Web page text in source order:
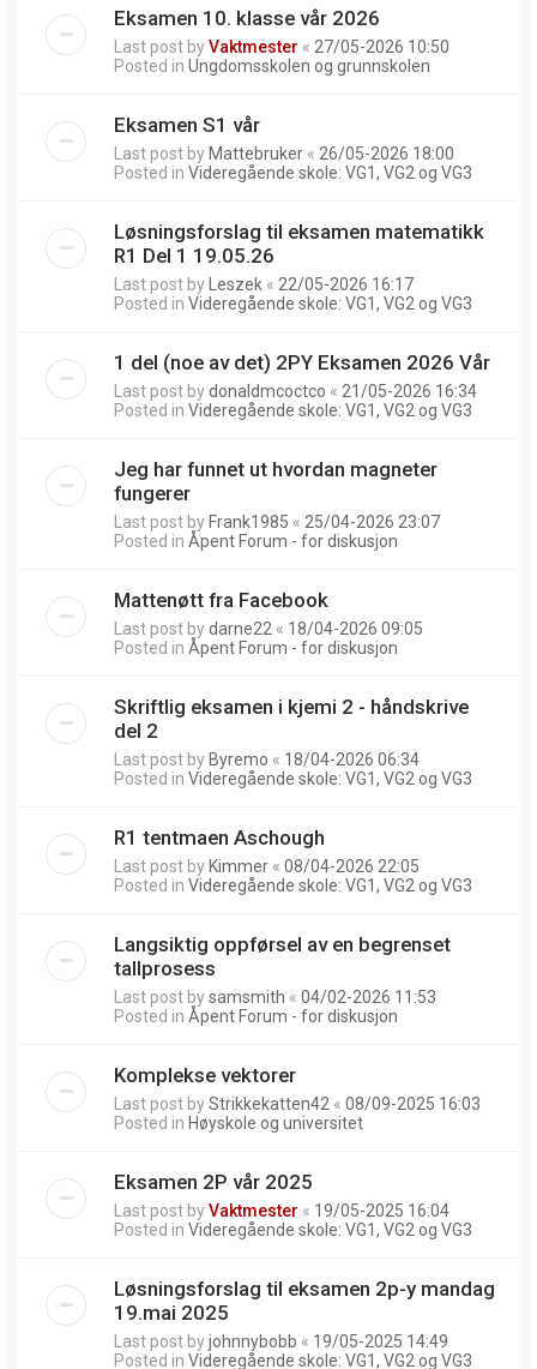
Eksamen 10. klasse vår 2026
Last post byVaktmester « 27/05-2026 10:50
Posted in Ungdomsskolen og grunnskolen
Eksamen S1 vår
Last post by Mattebruker « 26/05-2026 18:00
Posted in Videregående skole: VG1, VG2 og VG3
Løsningsforslag til eksamen matematikk
R1 Del 1 19.05.26
Last post by Leszek « 22/05-2026 16:17
Posted in Videregående skole: VG1, VG2 og VG3
1 del (noe av det) 2PY Eksamen 2026 Vår
Last post bydonaldmcoctco « 21/05-2026 16:34
Posted in Videregående skole: VG1, VG2 og VG3
Jeg har funnet ut hvordan magneter
fungerer
Last post by Frank1985 « 25/04-2026 23:07
Posted in Åpent Forum - for diskusjon
Mattenøtt fra Facebook
Last post bydarne22 « 18/04-2026 09:05
Posted in Åpent Forum - for diskusjon
Skriftlig eksamen i kjemi 2 - håndskrive
del 2
Last post by Byremo « 18/04-2026 06:34
Posted in Videregående skole: VG1, VG2 og VG3
R1 tentmaen Aschough
Last post by Kimmer « 08/04-2026 22:05
Posted in Videregående skole: VG1, VG2 og VG3
Langsiktig oppførsel av en begrenset
tallprosess
Last post bysamsmith « 04/02-2026 11:53
Posted in Åpent Forum - for diskusjon
Komplekse vektorer
Last post byStrikkekatten42 « 08/09-2025 16:03
Posted in Høyskole og universitet
Eksamen 2P vår 2025
Last post byVaktmester « 19/05-2025 16:04
Posted in Videregående skole: VG1, VG2 og VG3
Løsningsforslag til eksamen 2p-y mandag
19.mai 2025
Last post byjohnnybobb « 19/05-2025 14:49
Posted in Videregående skole: VG1, VG2 og VG3